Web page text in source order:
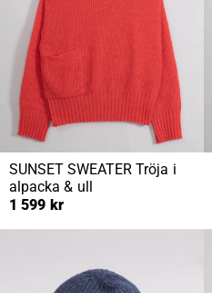
SUNSET SWEATER Tröja i
alpacka & ull
1 599 kr